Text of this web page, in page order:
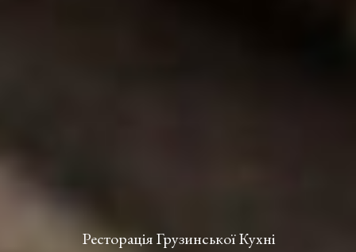
Ресторація Грузинської Кухні